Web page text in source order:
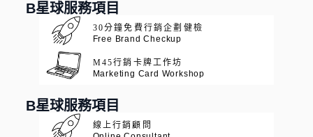
B星球服務項目
30分鐘免費行銷企劃健檢
Free Brand Checkup
M45行銷卡牌工作坊
Marketing Card Workshop
B星球服務項目
線上行銷顧問